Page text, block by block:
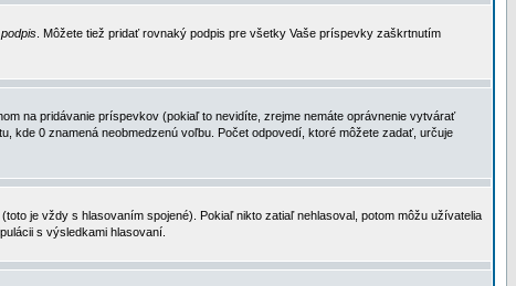
. Môžete tiež pridať rovnaký podpis pre všetky Vaše príspevky zaškrtnutím
na pridávanie príspevkov (pokiaľ to nevidíte, zrejme nemáte oprávnenie vytvárať
kde 0 znamená neobmedzenú voľbu. Počet odpovedí, ktoré môžete zadať, určuje
je vždy s hlasovaním spojené). Pokiaľ nikto zatiaľ nehlasoval, potom môžu užívatelia
s výsledkami hlasovaní.